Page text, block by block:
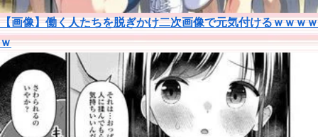
【画像】働く人たちを脱ぎかけ二次画像で元気付けるｗｗｗｗ
ｗ